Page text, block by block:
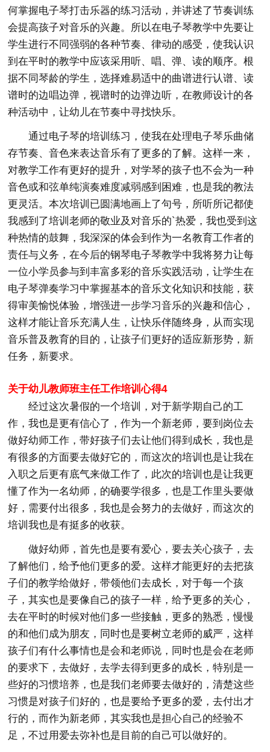
何掌握电子琴打击乐器的练习活动，并讲述了节奏训练
会提高孩子对音乐的兴趣。所以在电子琴教学中先要让
学生进行不同强弱的各种节奏、律动的感受，使我认识
到在平时的教学中应该采用听、唱、弹、读的顺序。根
据不同琴龄的学生，选择难易适中的曲谱进行认谱、读
谱时的边唱边弹，视谱时的边弹边听，在教师设计的各
种活动中，让幼儿在节奏中寻找快乐。
通过电子琴的培训练习，使我在处理电子琴乐曲储
存节奏、音色来表达音乐有了更多的了解。这样一来，
对教学工作有更好的提升，对学琴的孩子也不会为一种
音色或和弦单纯演奏难度减弱感到困难，也是我的教法
更灵活。本次培训已圆满地画上了句号，所听所记都使
我感到了培训老师的敬业及对音乐的`热爱，我也受到这
种热情的鼓舞，我深深的体会到作为一名教育工作者的
责任与义务，在今后的钢琴电子琴教学中我将努力让每
一位小学员参与到丰富多彩的音乐实践活动，让学生在
电子琴弹奏学习中掌握基本的音乐文化知识和技能，获
得审美愉悦体验，增强进一步学习音乐的兴趣和信心，
这样才能让音乐充满人生，让快乐伴随终身，从而实现
音乐普及教育的目的，让孩子们更好的适应新形势，新
任务，新要求。
关于幼儿教师班主任工作培训心得4
经过这次暑假的一个培训，对于新学期自己的工
作，我也是更有信心了，作为一个新老师，要到岗位去
做好幼师工作，带好孩子们去让他们得到成长，我也是
有很多的方面要去做好它的，而这次的培训也是让我在
入职之后更有底气来做工作了，此次的培训也是让我更
懂了作为一名幼师，的确要学很多，也是工作里头要做
好，需要付出很多，我也是会努力的去做好，而这次的
培训我也是有挺多的收获。
做好幼师，首先也是要有爱心，要去关心孩子，去
了解他们，给予他们更多的爱。这样才能更好的去把孩
子们的教学给做好，带领他们去成长，对于每一个孩
子，其实也是要像自己的孩子一样，给予更多的关心，
去在平时的时候对他们多一些接触，更多的熟悉，慢慢
的和他们成为朋友，同时也是要树立老师的威严，这样
孩子们有什么事情也是会和老师说，同时也是会在老师
的要求下，去做好，去学去得到更多的成长，特别是一
些好的习惯培养，也是我们老师要去做好的，清楚这些
习惯是对孩子们好的，也是要给予更多的爱，去付出才
行的，而作为新老师，其实我也是担心自己的经验不
足，不过用爱去弥补也是目前的自己可以做好的。